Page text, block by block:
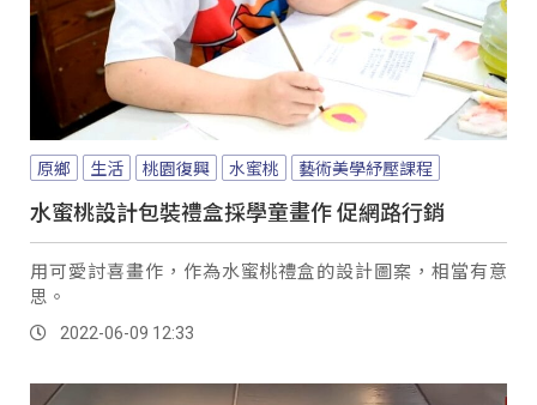
原鄉 生活 桃園復興 水蜜桃 藝術美學紓壓課程
水蜜桃設計包裝禮盒採學童畫作 促網路行銷
用可愛討喜畫作，作為水蜜桃禮盒的設計圖案，相當有意
思。
2022-06-09 12:33